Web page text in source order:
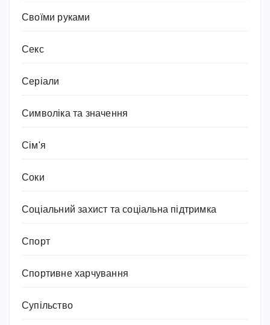
Своїми руками
Секс
Серіали
Символіка та значення
Сім'я
Соки
Соціальний захист та соціальна підтримка
Спорт
Спортивне харчування
Супільство